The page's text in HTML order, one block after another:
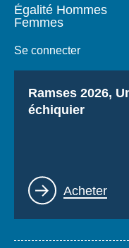
Égalité Hommes
Femmes
Se connecter
Titre
Ramses 2026,
échiquier
Lien
Acheter